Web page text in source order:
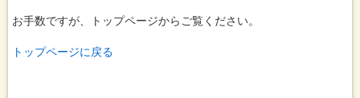
お手数ですが、トップページからご覧ください。
トップページに戻る